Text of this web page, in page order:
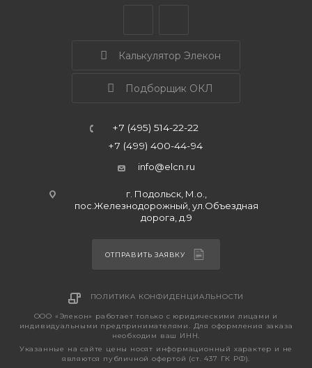
Калькулятор Элекон
Подборщик ОКЛ
+7 (495) 514-22-22
+7 (499) 400-44-94
info@elcn.ru
г. Подольск, М.о.,
пос.Железнодорожный, ул.Объездная
дорога, д.9
ОТПРАВИТЬ ЗАЯВКУ
ПОЛИТИКА КОНФИДЕНЦИАЛЬНОСТИ
ООО «Элекон» работает только с юридическими лицами и
индивидуальными предпринимателями. Для оформления заказа
необходим ваш ИНН.
Указанные на сайте цены носят информационный характер и не
являются публичной офертой (ст. 437 ГК РФ).